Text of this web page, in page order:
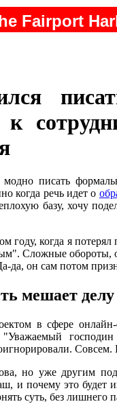
Fairport
писать
когда речь идет о
базу, хочу
году, когда я
Сложные обороты,
да, он сам потом
мешает делу
в сфере онлайн-
"Уважаемый
Совсем.
но уже другим
и почему это будет
суть, без лишнего